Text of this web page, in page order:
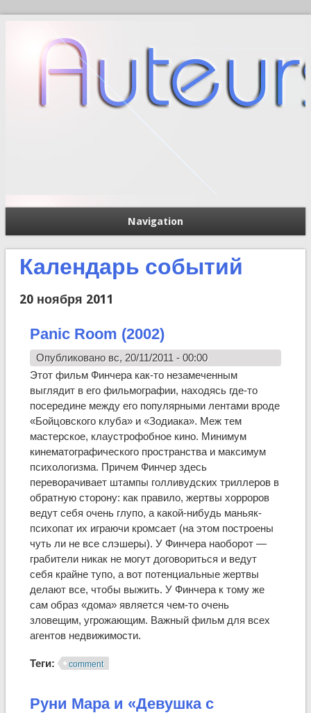
Navigation
Календарь событий
20 ноября 2011
Panic Room (2002)
Опубликовано вс, 20/11/2011 - 00:00
Этот фильм Финчера как-то незамеченным
выглядит в его фильмографии, находясь где-то
посередине между его популярными лентами вроде
«Бойцовского клуба» и «Зодиака». Меж тем
мастерское, клаустрофобное кино. Минимум
кинематографического пространства и максимум
психологизма. Причем Финчер здесь
переворачивает штампы голливудских триллеров в
обратную сторону: как правило, жертвы хорроров
ведут себя очень глупо, а какой-нибудь маньяк-
психопат их играючи кромсает (на этом построены
чуть ли не все слэшеры). У Финчера наоборот —
грабители никак не могут договориться и ведут
себя крайне тупо, а вот потенциальные жертвы
делают все, чтобы выжить. У Финчера к тому же
сам образ «дома» является чем-то очень
зловещим, угрожающим. Важный фильм для всех
агентов недвижимости.
Теги: comment
Руни Мара и «Девушка с
Форма поиска